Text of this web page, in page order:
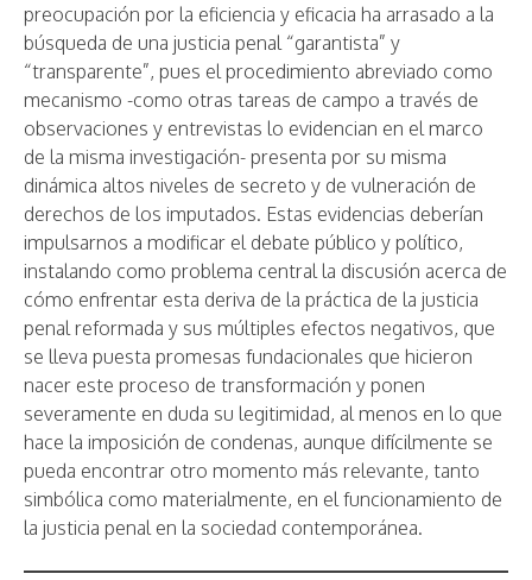
preocupación por la eficiencia y eficacia ha arrasado a la
búsqueda de una justicia penal “garantista” y
“transparente”, pues el procedimiento abreviado como
mecanismo -como otras tareas de campo a través de
observaciones y entrevistas lo evidencian en el marco
de la misma investigación- presenta por su misma
dinámica altos niveles de secreto y de vulneración de
derechos de los imputados. Estas evidencias deberían
impulsarnos a modificar el debate público y político,
instalando como problema central la discusión acerca de
cómo enfrentar esta deriva de la práctica de la justicia
penal reformada y sus múltiples efectos negativos, que
se lleva puesta promesas fundacionales que hicieron
nacer este proceso de transformación y ponen
severamente en duda su legitimidad, al menos en lo que
hace la imposición de condenas, aunque difícilmente se
pueda encontrar otro momento más relevante, tanto
simbólica como materialmente, en el funcionamiento de
la justicia penal en la sociedad contemporánea.